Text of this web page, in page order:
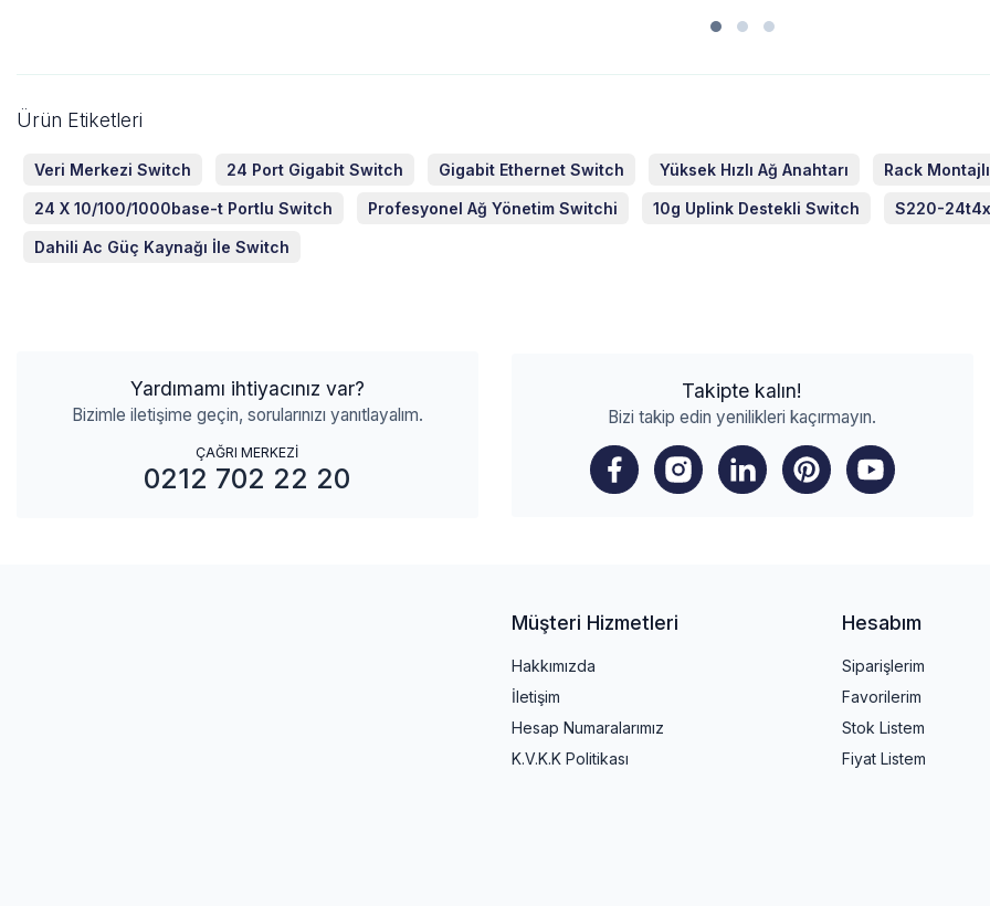
Ürün Etiketleri
Veri Merkezi Switch 24 Port Gigabit Switch Gigabit Ethernet Switch Yüksek Hızlı Ağ Anahtarı Rack
24 X 10/100/1000base-t Portlu Switch Profesyonel Ağ Yönetim Switchi 10g Uplink Destekli Switch S220-
Dahili Ac Güç Kaynağı İle Switch
Yardımamı ihtiyacınız var?
Bizimle iletişime geçin, sorularınızı yanıtlayalım.
ÇAĞRI MERKEZİ
0212 702 22 20
Takipte kalın!
Bizi takip edin yenilikleri kaçırmayın.
Müşteri Hizmetleri
Hakkımızda
İletişim
Hesap Numaralarımız
K.V.K.K Politikası
Hesabım
Siparişlerim
Favorilerim
Stok Listem
Fiyat Listem